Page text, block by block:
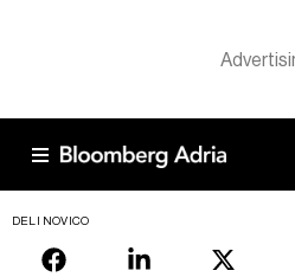
DELI NOVICO